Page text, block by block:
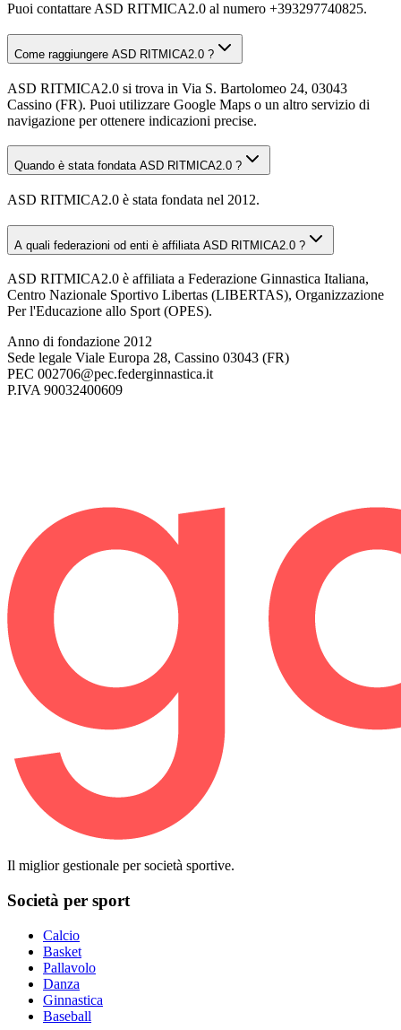
Puoi contattare ASD RITMICA2.0 al numero +393297740825.
Come raggiungere ASD RITMICA2.0 ?
ASD RITMICA2.0 si trova in Via S. Bartolomeo 24, 03043
Cassino (FR). Puoi utilizzare Google Maps o un altro servizio di
navigazione per ottenere indicazioni precise.
Quando è stata fondata ASD RITMICA2.0 ?
ASD RITMICA2.0 è stata fondata nel 2012.
A quali federazioni od enti è affiliata ASD RITMICA2.0 ?
ASD RITMICA2.0 è affiliata a Federazione Ginnastica Italiana,
Centro Nazionale Sportivo Libertas (LIBERTAS), Organizzazione
Per l'Educazione allo Sport (OPES).
Anno di fondazione 2012
Sede legale Viale Europa 28, Cassino 03043 (FR)
PEC 002706@pec.federginnastica.it
P.IVA 90032400609
Il miglior gestionale per società sportive.
Società per sport
Calcio
Basket
Pallavolo
Danza
Ginnastica
Baseball